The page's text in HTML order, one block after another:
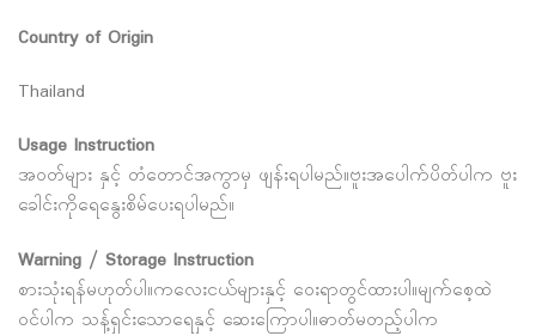
Country of Origin
Thailand
Usage Instruction
အဝတ်များ နှင့် တံတောင်အကွာမှ ဖျန်းရပါမည်။ဗူးအပေါက်ပိတ်ပါက ဗူး
ခေါင်းကိုရေနွေးစိမ်ပေးရပါမည်။
Warning / Storage Instruction
စားသုံးရန်မဟုတ်ပါ။ကလေးငယ်များနှင့် ဝေးရာတွင်ထားပါ။မျက်စေ့ထဲ
ဝင်ပါက သန့်ရှင်းသောရေနှင့် ဆေးကြောပါ။ဓာတ်မတည့်ပါက